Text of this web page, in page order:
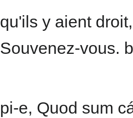
qu'ils y aient
Souvenez-vous.
pi-e, Quod sum